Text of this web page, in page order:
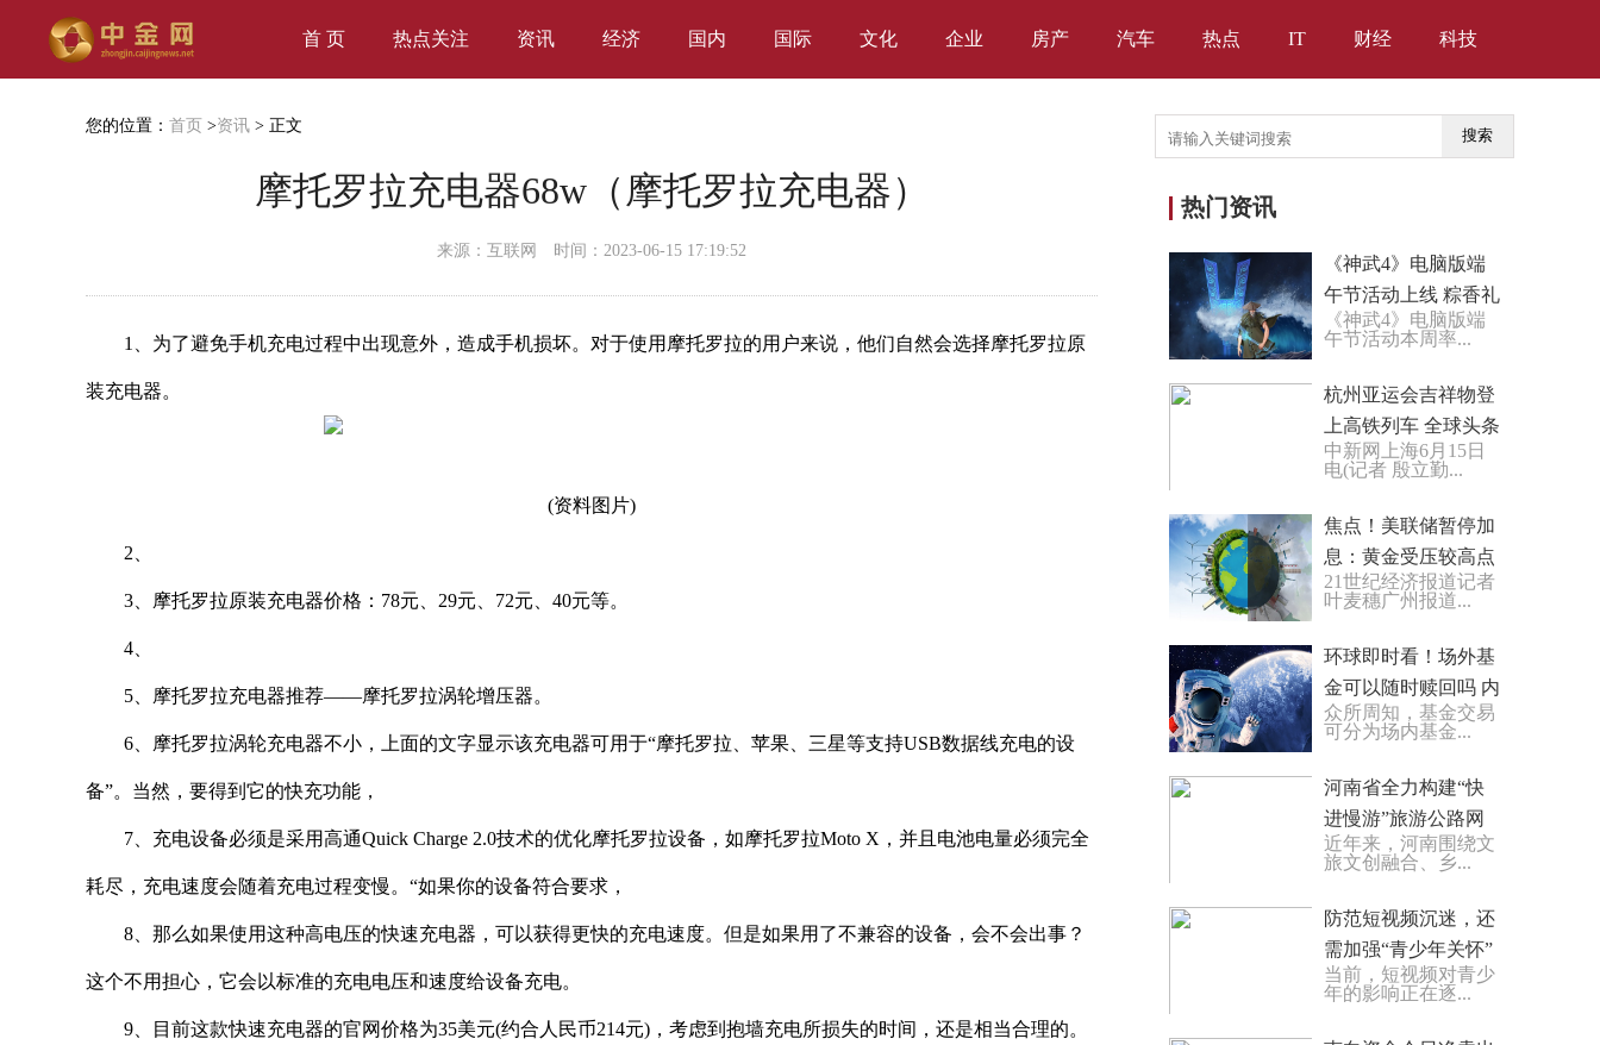
首 页 热点关注 资讯 经济 国内 国际 文化 企业 房产 汽车 热点 IT 财经 科技
您的位置： 首页 >资讯 > 正文
摩托罗拉充电器68w（摩托罗拉充电器）
来源：互联网 时间：2023-06-15 17:19:52
1、为了避免手机充电过程中出现意外，造成手机损坏。对于使用摩托罗拉的用户来说，他们自然会选择摩托罗拉原
装充电器。
(资料图片)
2、
3、摩托罗拉原装充电器价格：78元、29元、72元、40元等。
4、
5、摩托罗拉充电器推荐——摩托罗拉涡轮增压器。
6、摩托罗拉涡轮充电器不小，上面的文字显示该充电器可用于“摩托罗拉、苹果、三星等支持USB数据线充电的设
备”。当然，要得到它的快充功能，
7、充电设备必须是采用高通Quick Charge 2.0技术的优化摩托罗拉设备，如摩托罗拉Moto X，并且电池电量必须完全
耗尽，充电速度会随着充电过程变慢。“如果你的设备符合要求，
8、那么如果使用这种高电压的快速充电器，可以获得更快的充电速度。但是如果用了不兼容的设备，会不会出事？
这个不用担心，它会以标准的充电电压和速度给设备充电。
9、目前这款快速充电器的官网价格为35美元(约合人民币214元)，考虑到抱墙充电所损失的时间，还是相当合理的。
搜索
热门资讯
《神武4》电脑版端
午节活动上线 粽香礼
佳人
《神武4》电脑版端
午节活动本周率...
杭州亚运会吉祥物登
上高铁列车 全球头条
中新网上海6月15日
电(记者 殷立勤...
焦点！美联储暂停加
息：黄金受压较高点
下跌7% 贵金属板块
21世纪经济报道记者
叶麦穗广州报道...
环球即时看！场外基
金可以随时赎回吗 内
行人士这么说
众所周知，基金交易
可分为场内基金...
河南省全力构建“快
进慢游”旅游公路网
络
近年来，河南围绕文
旅文创融合、乡...
防范短视频沉迷，还
需加强“青少年关怀”
快讯
当前，短视频对青少
年的影响正在逐...